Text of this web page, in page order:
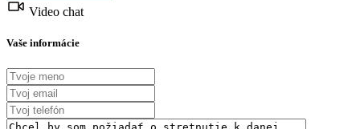
Video chat
Vaše informácie